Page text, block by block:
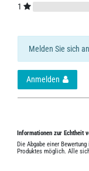
1
Melden Sie sich
Anmelden
Informationen zur Echtheit
Die Abgabe einer
Produktes möglich. Alle